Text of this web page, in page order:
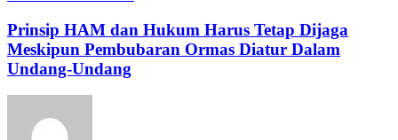
Prinsip HAM dan Hukum Harus Tetap Dijaga
Meskipun Pembubaran Ormas Diatur Dalam
Undang-Undang